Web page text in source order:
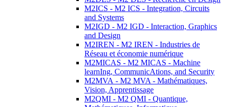
M2ICS - M2 ICS - Integration, Circuits
and Systems
M2IGD - M2 IGD - Interaction, Graphics
and Design
M2IREN - M2 IREN - Industries de
Réseau et économie numérique
M2MICAS - M2 MICAS - Machine
learnIng, CommunicAtions, and Security
M2MVA - M2 MVA - Mathématiques,
Vision, Apprentissage
M2QMI - M2 QMI - Quantique,